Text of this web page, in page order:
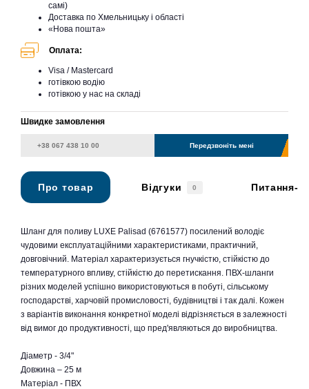
самі)
Доставка по Хмельницьку і області
«Нова пошта»
Оплата:
Visa / Mastercard
готівкою водію
готівкою у нас на складі
Швидке замовлення
Передзвоніть мені
Про товар Відгуки 0 Питання-
Шланг для поливу LUXE Palisad (6761577) посилений володіє
чудовими експлуатаційними характеристиками, практичний,
довговічний. Матеріал характеризується гнучкістю, стійкістю до
температурного впливу, стійкістю до перетискання. ПВХ-шланги
різних моделей успішно використовуються в побуті, сільському
господарстві, харчовій промисловості, будівництві і так далі. Кожен
з варіантів виконання конкретної моделі відрізняється в залежності
від вимог до продуктивності, що пред'являються до виробництва.
Діаметр - 3/4"
Довжина – 25 м
Матеріал - ПВХ